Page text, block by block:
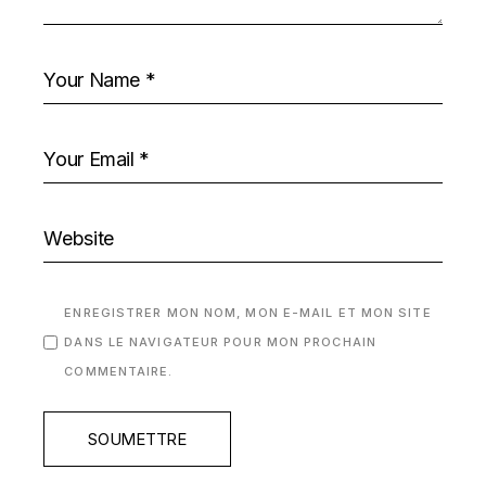
ENREGISTRER MON NOM, MON E-MAIL ET MON SITE
DANS LE NAVIGATEUR POUR MON PROCHAIN
COMMENTAIRE.
SOUMETTRE